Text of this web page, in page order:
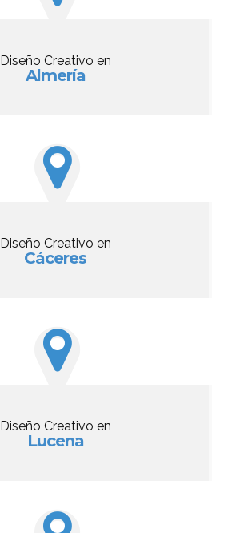
Diseño Creativo en
Almería
Diseño Creativo en
Cáceres
Diseño Creativo en
Lucena